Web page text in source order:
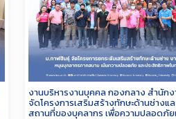
งานบริหารงานบุคคล กองกลาง สำนัก
จัดโครงการเสริมสร้างทักษะด้านช่างแล
สถานที่ของบุคลากร เพื่อความปลอดภัย